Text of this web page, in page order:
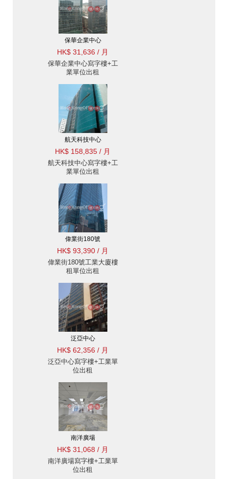
保華企業中心
HK$ 31,636 / 月
保華企業中心寫字樓+工
業單位出租
航天科技中心
HK$ 158,835 / 月
航天科技中心寫字樓+工
業單位出租
偉業街180號
HK$ 93,390 / 月
偉業街180號工業大廈樓
租單位出租
泛亞中心
HK$ 62,356 / 月
泛亞中心寫字樓+工業單
位出租
南洋廣場
HK$ 31,068 / 月
南洋廣場寫字樓+工業單
位出租